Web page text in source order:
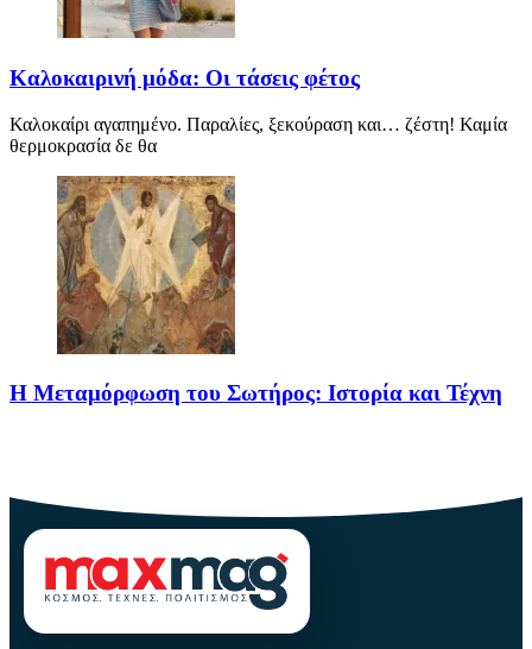
Καλοκαιρινή μόδα: Οι τάσεις φέτος
Καλοκαίρι αγαπημένο. Παραλίες, ξεκούραση και… ζέστη! Καμία
θερμοκρασία δε θα
Η Μεταμόρφωση του Σωτήρος: Ιστορία και Τέχνη